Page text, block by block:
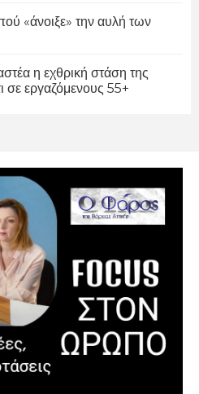
«άνοιξε» την αυλή των
η εχθρική στάση της
σε εργαζόμενους 55+